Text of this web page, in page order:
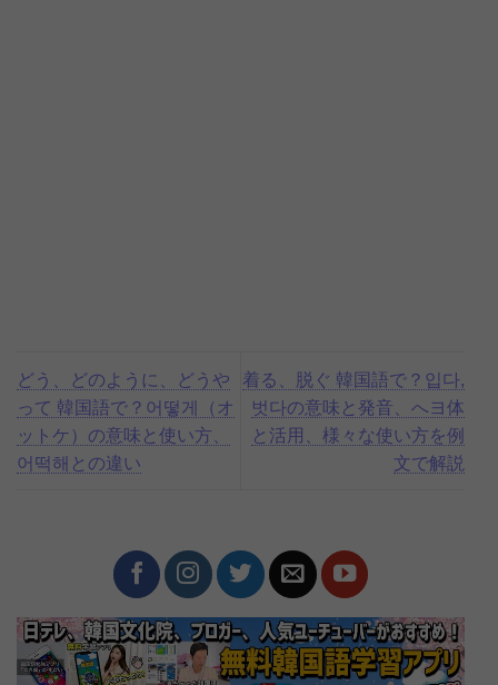
どう、どのように、どうや
って 韓国語で？어떻게（オ
ットケ）の意味と使い方、
어떡해との違い
着る、脱ぐ 韓国語で？입다,
벗다の意味と発音、へヨ体
と活用、様々な使い方を例
文で解説